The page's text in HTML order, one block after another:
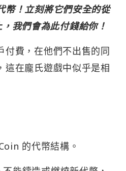
幣！立刻將它們安全的從
我們會為此付錢給你！
付費，在他們不出售的同
這在龐氏遊戲中似乎是相
的代幣結構。